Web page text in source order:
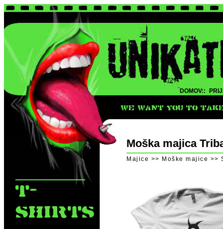
DOMOV::
WE WANT YOU TO
T-
SHIRTS
Moška majica
Majice >> Moške majice >>